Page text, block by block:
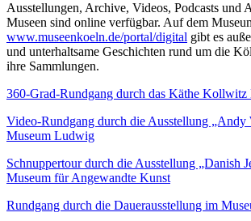
Ausstellungen, Archive, Videos, Podcasts und
Museen sind online verfügbar. Auf dem
www.museenkoeln.de/portal/digital gibt es
und unterhaltsame Geschichten rund um die
ihre Sammlungen.
360-Grad-Rundgang durch das Käthe Kollwitz
Video-Rundgang durch die Ausstellung
Museum Ludwig
Schnuppertour durch die Ausstellung „Danish
Museum für Angewandte Kunst
Rundgang durch die Dauerausstellung im